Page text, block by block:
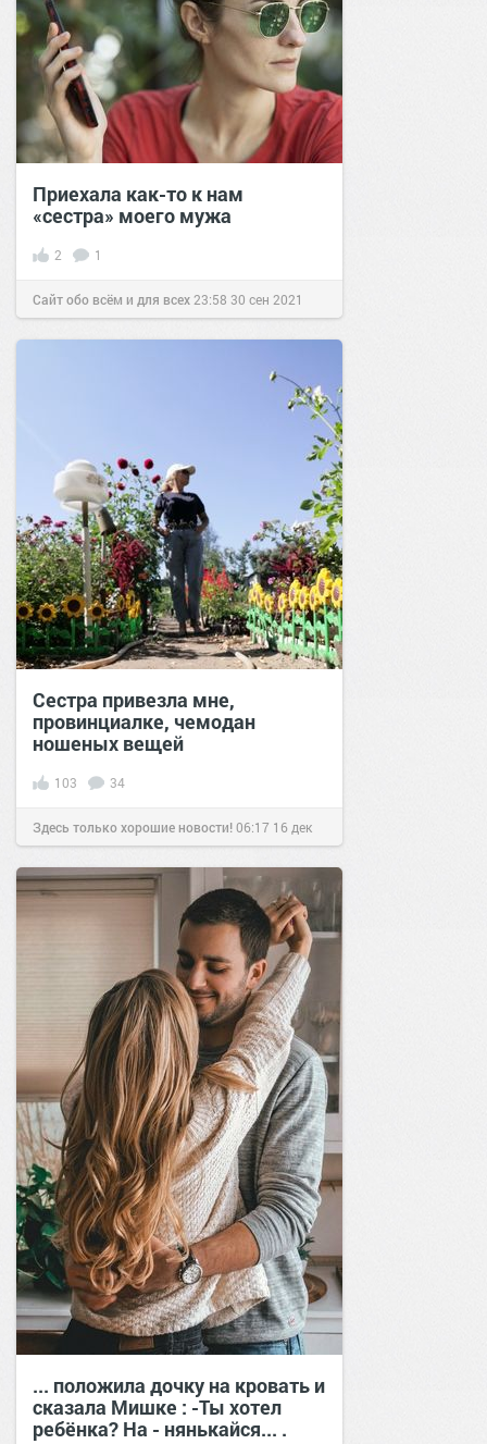
Приехала как-то к нам
«сестра» моего мужа
2 1
Сайт обо всём и для всех 23:58 30 сен 2021
Сестра привезла мне,
провинциалке, чемодан
ношеных вещей
103 34
Здесь только хорошие новости!06:17 16 дек
2020
... положила дочку на кровать и
сказала Мишке : -Ты хотел
ребёнка? На - нянькайся... .